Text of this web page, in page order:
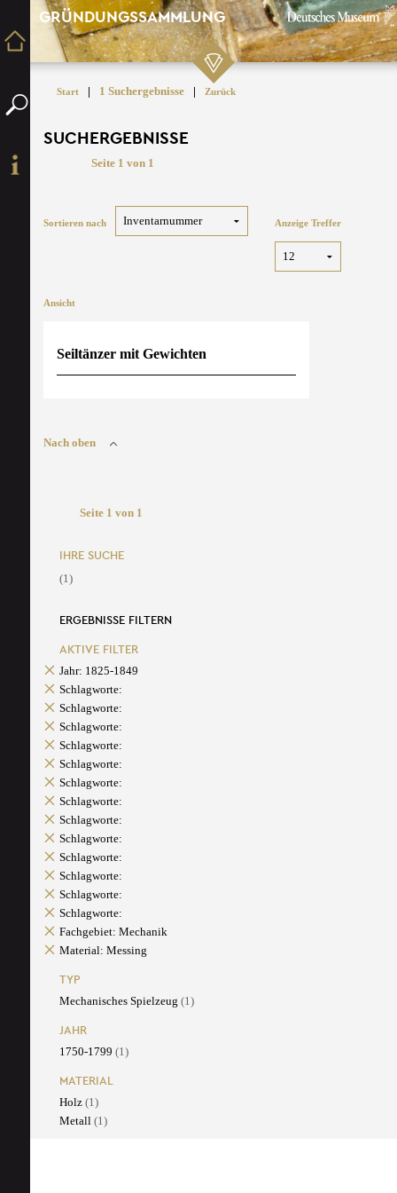
GRÜNDUNGSSAMMLUNG
Start | 1 Suchergebnisse | Zurück
SUCHERGEBNISSE
Seite 1 von 1
Sortieren nach Anzeige Treffer
Ansicht
Seiltänzer mit Gewichten
Nach oben
Seite 1 von 1
IHRE SUCHE
(1)
ERGEBNISSE FILTERN
AKTIVE FILTER
Jahr: 1825-1849
Schlagworte:
Schlagworte:
Schlagworte:
Schlagworte:
Schlagworte:
Schlagworte:
Schlagworte:
Schlagworte:
Schlagworte:
Schlagworte:
Schlagworte:
Schlagworte:
Schlagworte:
Fachgebiet: Mechanik
Material: Messing
TYP
Mechanisches Spielzeug (1)
JAHR
1750-1799 (1)
MATERIAL
Holz (1)
Metall (1)